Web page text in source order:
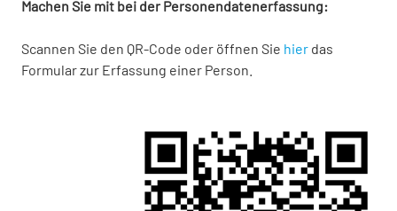
Machen Sie mit bei der Personendatenerfassung:
Scannen Sie den QR-Code oder öffnen Sie hier das
Formular zur Erfassung einer Person.